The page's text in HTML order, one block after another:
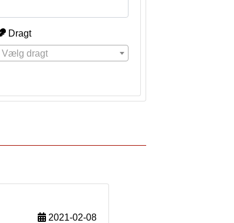
Dragt
Vælg dragt
2021-02-08